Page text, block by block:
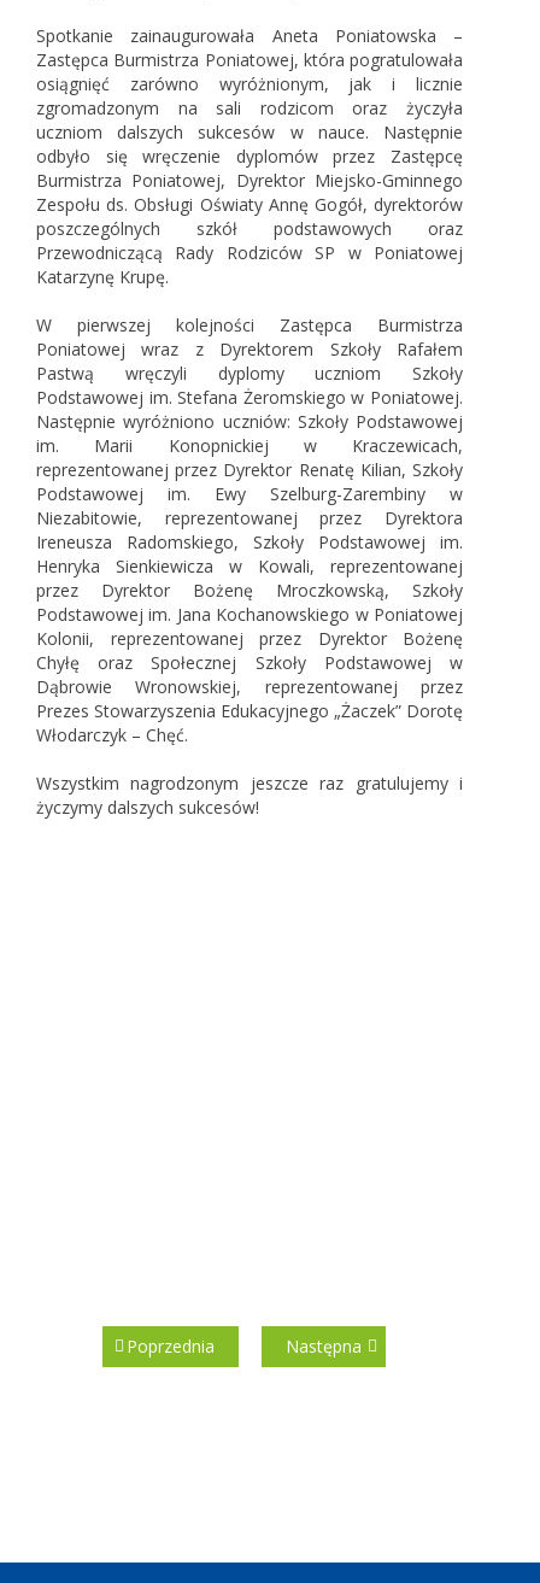
Spotkanie zainaugurowała Aneta Poniatowska –
Zastępca Burmistrza Poniatowej, która pogratulowała
osiągnięć zarówno wyróżnionym, jak i licznie
zgromadzonym na sali rodzicom oraz życzyła
uczniom dalszych sukcesów w nauce. Następnie
odbyło się wręczenie dyplomów przez Zastępcę
Burmistrza Poniatowej, Dyrektor Miejsko-Gminnego
Zespołu ds. Obsługi Oświaty Annę Gogół, dyrektorów
poszczególnych szkół podstawowych oraz
Przewodniczącą Rady Rodziców SP w Poniatowej
Katarzynę Krupę.
W pierwszej kolejności Zastępca Burmistrza
Poniatowej wraz z Dyrektorem Szkoły Rafałem
Pastwą wręczyli dyplomy uczniom Szkoły
Podstawowej im. Stefana Żeromskiego w Poniatowej.
Następnie wyróżniono uczniów: Szkoły Podstawowej
im. Marii Konopnickiej w Kraczewicach,
reprezentowanej przez Dyrektor Renatę Kilian, Szkoły
Podstawowej im. Ewy Szelburg-Zarembiny w
Niezabitowie, reprezentowanej przez Dyrektora
Ireneusza Radomskiego, Szkoły Podstawowej im.
Henryka Sienkiewicza w Kowali, reprezentowanej
przez Dyrektor Bożenę Mroczkowską, Szkoły
Podstawowej im. Jana Kochanowskiego w Poniatowej
Kolonii, reprezentowanej przez Dyrektor Bożenę
Chyłę oraz Społecznej Szkoły Podstawowej w
Dąbrowie Wronowskiej, reprezentowanej przez
Prezes Stowarzyszenia Edukacyjnego „Żaczek” Dorotę
Włodarczyk – Chęć.
Wszystkim nagrodzonym jeszcze raz gratulujemy i
życzymy dalszych sukcesów!
Poprzednia Następna